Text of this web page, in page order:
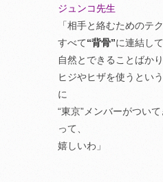
ジュンコ先生
「相手と絡むためのテ
すべて“背骨”に連結し
自然とできることばか
ヒジやヒザを使うとい
に
“東京”メンバーがつい
って、
嬉しいわ」